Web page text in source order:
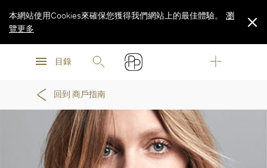
瀏
目錄
本網站使用Cookies來確保您獲得我們網站上的最佳體驗。
瀏
覽更多
回到 商戶指南